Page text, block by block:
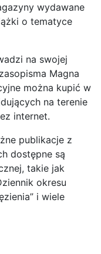
wydawane
o tematyce
na swojej
Magna
można kupić w
na terenie
internet.
publikacje z
dostępne są
takie jak
okresu
i wiele